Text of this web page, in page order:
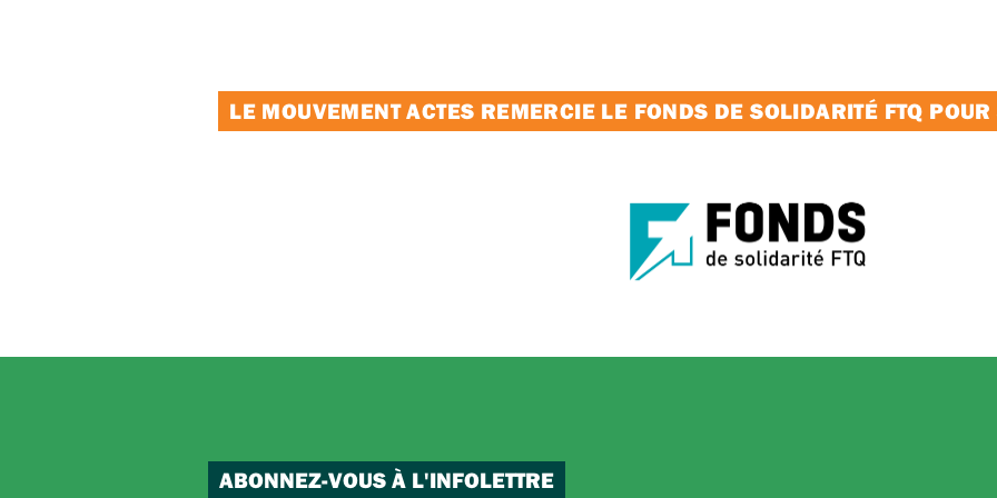
LE MOUVEMENT ACTES REMERCIE LE FONDS DE SOLIDARITÉ FTQ
ABONNEZ-VOUS À L'INFOLETTRE